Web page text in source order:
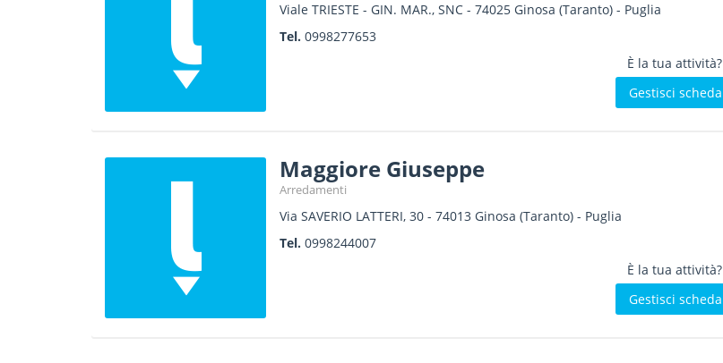
Viale TRIESTE - GIN. MAR., SNC- 74025 Ginosa (Taranto) - Puglia
Tel. 0998277653
È la tua attività?
Gestisci scheda
Maggiore Giuseppe
Arredamenti
Via SAVERIO LATTERI, 30- 74013 Ginosa (Taranto) - Puglia
Tel. 0998244007
È la tua attività?
Gestisci scheda